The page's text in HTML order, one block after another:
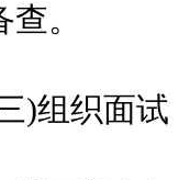
。
织面试